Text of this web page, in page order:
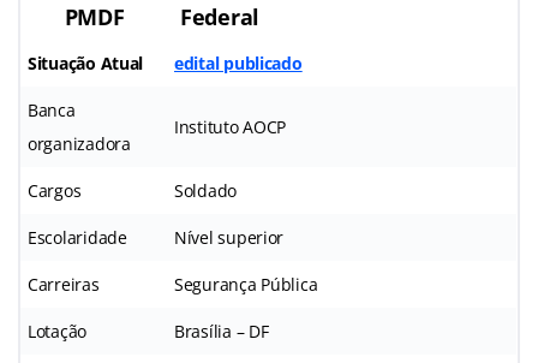
PMDF
Federal
Situação Atual edital publicado
Banca
organizadora
Instituto AOCP
Cargos Soldado
Escolaridade Nível superior
Carreiras Segurança Pública
Lotação Brasília – DF